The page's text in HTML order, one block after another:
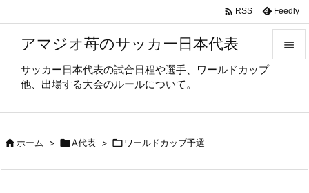
アマジオ苺のサッカー日本代表
サッカー日本代表の試合日程や選手、ワールドカップ
他、出場する大会のルールについて。


 RSS Feedly
ホーム > A代表 > ワールドカップ予選